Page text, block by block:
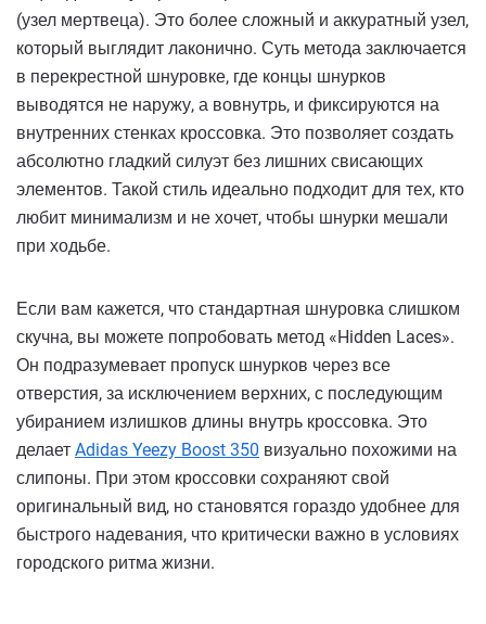
(узел мертвеца). Это более сложный и аккуратный узел,
который выглядит лаконично. Суть метода заключается
в перекрестной шнуровке, где концы шнурков
выводятся не наружу, а вовнутрь, и фиксируются на
внутренних стенках кроссовка. Это позволяет создать
абсолютно гладкий силуэт без лишних свисающих
элементов. Такой стиль идеально подходит для тех, кто
любит минимализм и не хочет, чтобы шнурки мешали
при ходьбе.
Если вам кажется, что стандартная шнуровка слишком
скучна, вы можете попробовать метод «Hidden Laces».
Он подразумевает пропуск шнурков через все
отверстия, за исключением верхних, с последующим
убиранием излишков длины внутрь кроссовка. Это
делает Adidas Yeezy Boost 350 визуально похожими на
слипоны. При этом кроссовки сохраняют свой
оригинальный вид, но становятся гораздо удобнее для
быстрого надевания, что критически важно в условиях
городского ритма жизни.